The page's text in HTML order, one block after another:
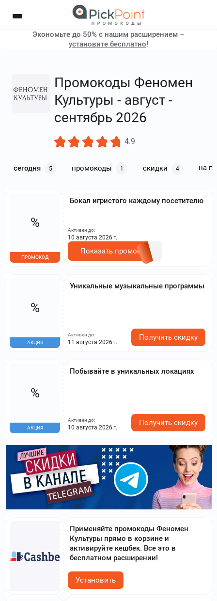
Экономьте до 50% с нашим расширением –
установите бесплатно!
Промокоды Феномен
Культуры - август -
сентябрь 2026
4.9
сегодня 5 промокоды 1 скидки 4 на
Бокал игристого каждому посетителю
%
ПРОМОКОД
Активен до:
10 августа 2026 г.
Показать промокод
Уникальные музыкальные программы
%
АКЦИЯ
Активен до:
11 августа 2026 г.
Получить скидку
Побывайте в уникальных локациях
%
АКЦИЯ
Активен до:
10 августа 2026 г.
Получить скидку
Применяйте промокоды Феномен
Культуры прямо в корзине и
активируйте кешбек. Все это в
бесплатном расширении!
Установить